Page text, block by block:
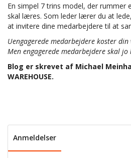
En simpel 7 trins model, der rummer
skal læres. Som leder lærer du at
at invitere dine medarbejdere til at
Uengagerede medarbejdere koster
Men engagerede medarbejdere skal
Blog er skrevet af Michael
WAREHOUSE.
Anmeldelser